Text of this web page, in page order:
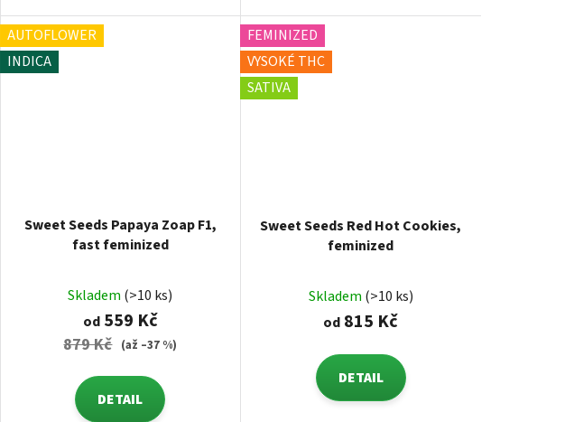
AUTOFLOWER
INDICA
Sweet Seeds Papaya Zoap F1,
fast feminized
Skladem (>10 ks)
od559 Kč
879 Kč (až –37 %)
DETAIL
FEMINIZED
VYSOKÉ THC
SATIVA
Sweet Seeds Red Hot Cookies,
feminized
Skladem (>10 ks)
od 815 Kč
DETAIL